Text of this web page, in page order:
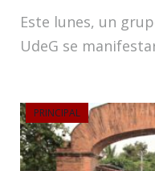
Este lunes, un
UdeG se
PRINCIPAL